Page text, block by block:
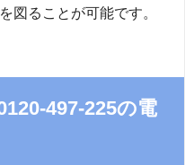
図ることが可能です。
497-225の電